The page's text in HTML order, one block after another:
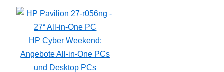
HP Cyber Weekend:
Angebote All-in-One PCs
und Desktop PCs